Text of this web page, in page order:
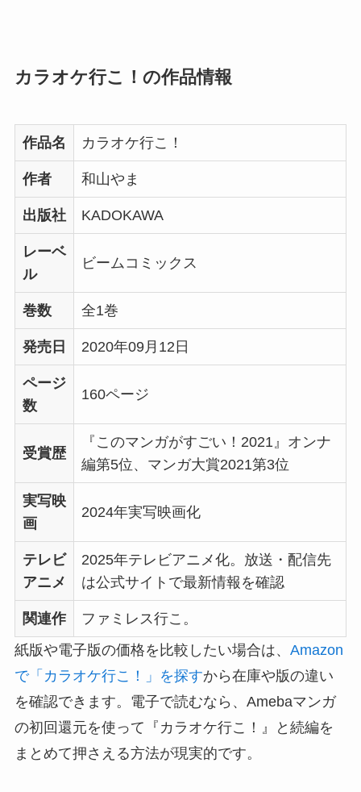
カラオケ行こ！の作品情報
作品名 カラオケ行こ！
作者 和山やま
出版社 KADOKAWA
レーベ
ル
ビームコミックス
巻数 全1巻
発売日 2020年09月12日
ページ
数
160ページ
受賞歴
『このマンガがすごい！2021』オンナ
編第5位、マンガ大賞2021第3位
実写映
画
2024年実写映画化
テレビ
アニメ
2025年テレビアニメ化。放送・配信先
は公式サイトで最新情報を確認
関連作
ファミレス行こ。
紙版や電子版の価格を比較したい場合は、 Amazon
で「カラオケ行こ！」を探すから在庫や版の違い
を確認できます。電子で読むなら、Amebaマンガ
の初回還元を使って『カラオケ行こ！』と続編を
まとめて押さえる方法が現実的です。